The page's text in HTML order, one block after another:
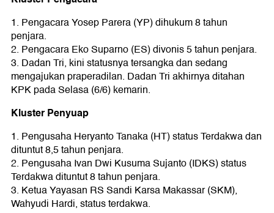
1. Pengacara Yosep Parera (YP) dihukum 8 tahun
penjara.
2. Pengacara Eko Suparno (ES) divonis 5 tahun penjara.
3. Dadan Tri, kini statusnya tersangka dan sedang
mengajukan praperadilan. Dadan Tri akhirnya ditahan
KPK pada Selasa (6/6) kemarin.
Kluster Penyuap
1. Pengusaha Heryanto Tanaka (HT) status Terdakwa dan
dituntut 8,5 tahun penjara.
2. Pengusaha Ivan Dwi Kusuma Sujanto (IDKS) status
Terdakwa dituntut 8 tahun penjara.
3. Ketua Yayasan RS Sandi Karsa Makassar (SKM),
Wahyudi Hardi, status terdakwa.